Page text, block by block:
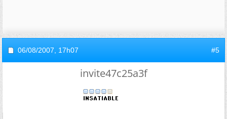
06/08/2007, 17h07 #5
invite47c25a3f